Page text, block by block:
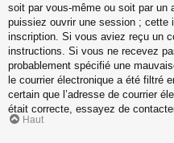
soit par vous-même ou soit par un
puissiez ouvrir une session ; cette
inscription. Si vous aviez reçu un
instructions. Si vous ne recevez
probablement spécifié une
le courrier électronique a été filtré
certain que l’adresse de courrier
était correcte, essayez de
Haut